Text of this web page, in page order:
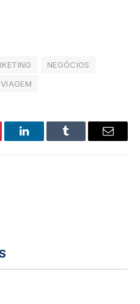
NEGÓCIOS
LinkedInTumblr
E-